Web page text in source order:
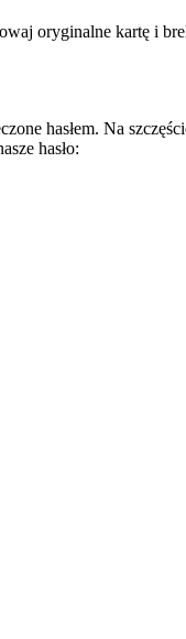
oryginalne kartę i
hasłem. Na
hasło: